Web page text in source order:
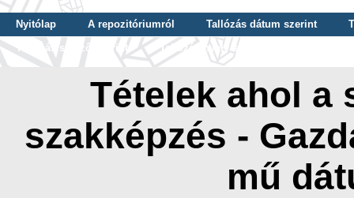
Nyitólap A repozitóriumról Tallózás dátum szerint
Tallózás szerző szerint
Tallózás nyelv szerint
Tételek ahol a
szakképzés -
mű